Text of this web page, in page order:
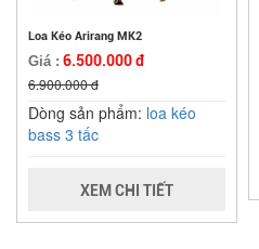
Loa Kéo Arirang MK2
Giá : 6.500.000 đ
6.900.000 đ
Dòng sản phẩm: loa kéo
bass 3 tấc
XEM CHI TIẾT